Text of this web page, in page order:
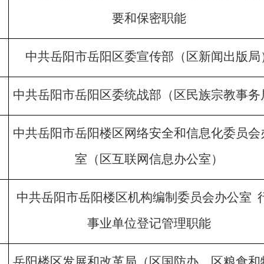
要和保密职能
中共岳阳市岳阳区委宣传部（区新闻出版局
中共岳阳市岳阳区委统战部（区民族宗教事务
中共岳阳市岳阳楼区网络安全和信息化委员会
室（区互联网信息办公室）
中共岳阳市岳阳楼区机构编制委员会办公室
事业单位登记管理职能